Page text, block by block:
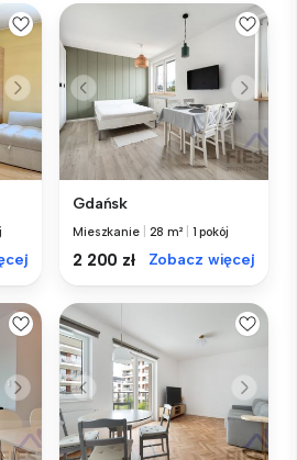
Gdańsk
Mieszkanie 28 m² 1 pokój
2 200 zł Zobacz więcej